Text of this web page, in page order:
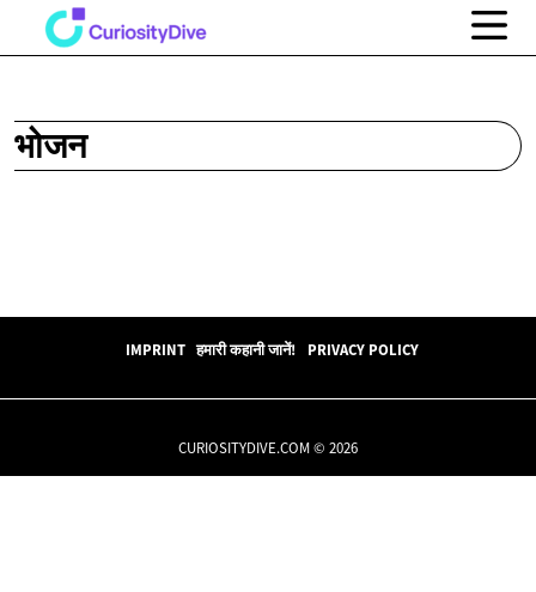
भोजन
IMPRINT हमारी कहानी जानें! PRIVACY POLICY
CURIOSITYDIVE.COM © 2026